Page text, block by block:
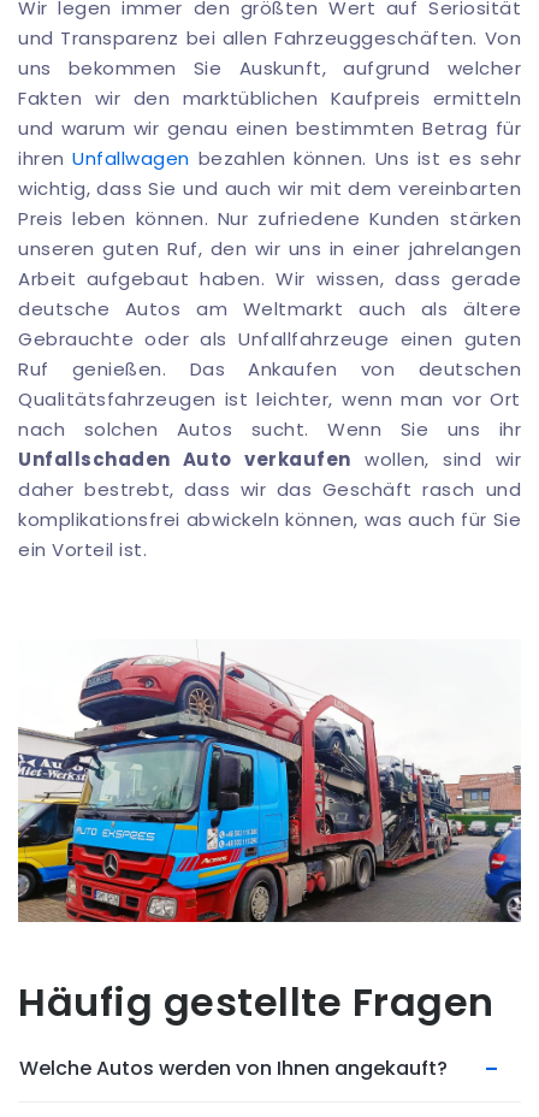
Wir legen immer den größten Wert auf Seriosität
und Transparenz bei allen Fahrzeuggeschäften. Von
uns bekommen Sie Auskunft, aufgrund welcher
Fakten wir den marktüblichen Kaufpreis ermitteln
und warum wir genau einen bestimmten Betrag für
ihrenUnfallwagen bezahlen können. Uns ist es sehr
wichtig, dass Sie und auch wir mit dem vereinbarten
Preis leben können. Nur zufriedene Kunden stärken
unseren guten Ruf, den wir uns in einer jahrelangen
Arbeit aufgebaut haben. Wir wissen, dass gerade
deutsche Autos am Weltmarkt auch als ältere
Gebrauchte oder als Unfallfahrzeuge einen guten
Ruf genießen. Das Ankaufen von deutschen
Qualitätsfahrzeugen ist leichter, wenn man vor Ort
nach solchen Autos sucht. Wenn Sie uns ihr
Unfallschaden Auto verkaufen wollen, sind wir
daher bestrebt, dass wir das Geschäft rasch und
komplikationsfrei abwickeln können, was auch für Sie
ein Vorteil ist.
Häufig gestellte Fragen
Welche Autos werden von Ihnen angekauft?